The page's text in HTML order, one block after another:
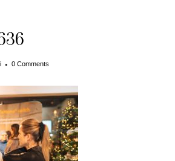
0 Comments